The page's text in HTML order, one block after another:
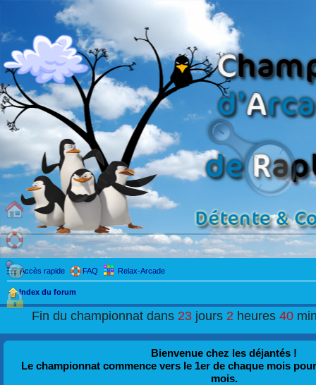
Accès rapide FAQ Relax-Arcade
Index du forum
Fin du championnat dans23 jours2 heures40
Bienvenue chez les déjantés !
Le championnat commence vers le 1er de chaque mois
mois.